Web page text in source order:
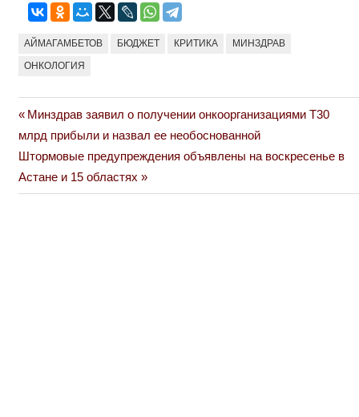
АЙМАГАМБЕТОВ БЮДЖЕТ КРИТИКА МИНЗДРАВ
ОНКОЛОГИЯ
Навигация
по
записям
Previous
Post:
Минздрав заявил о получении онкоорганизациями Т30
млрд прибыли и назвал ее необоснованной
Next
Post:
Штормовые предупреждения объявлены на воскресенье в
Астане и 15 областях